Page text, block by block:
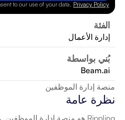
to our use of your data. Privacy Policy
الفئة
إدارة الأعمال
بُني بواسطة
Beam.ai
منصة إدارة الموظفين
نظرة عامة